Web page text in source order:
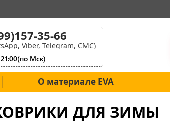
35-66
Viber, Telegram, СМС)
Мск)
О материале EVA
ДЛЯ ЗИМЫ